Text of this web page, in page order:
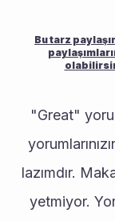
Bu tarz
"Great"
lazımdır.
yetmiyor.